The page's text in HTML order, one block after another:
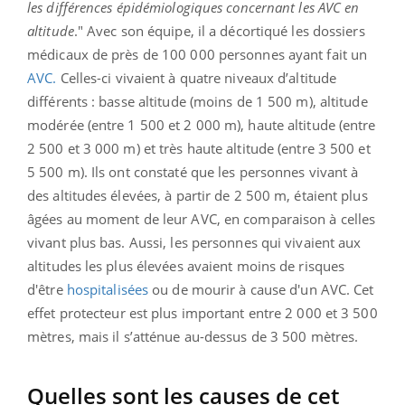
les différences épidémiologiques concernant les AVC en
altitude." Avec son équipe, il a décortiqué les dossiers
médicaux de près de 100 000 personnes ayant fait un
AVC. Celles-ci vivaient à quatre niveaux d’altitude
différents : basse altitude (moins de 1 500 m), altitude
modérée (entre 1 500 et 2 000 m), haute altitude (entre
2 500 et 3 000 m) et très haute altitude (entre 3 500 et
5 500 m). Ils ont constaté que les personnes vivant à
des altitudes élevées, à partir de 2 500 m, étaient plus
âgées au moment de leur AVC, en comparaison à celles
vivant plus bas. Aussi, les personnes qui vivaient aux
altitudes les plus élevées avaient moins de risques
d'être hospitalisées ou de mourir à cause d'un AVC. Cet
effet protecteur est plus important entre 2 000 et 3 500
mètres, mais il s’atténue au-dessus de 3 500 mètres.
Quelles sont les causes de cet